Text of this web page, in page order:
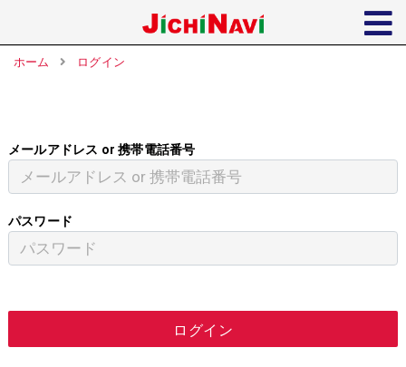
ホーム ログイン
メールアドレス or 携帯電話番号
パスワード
ログイン